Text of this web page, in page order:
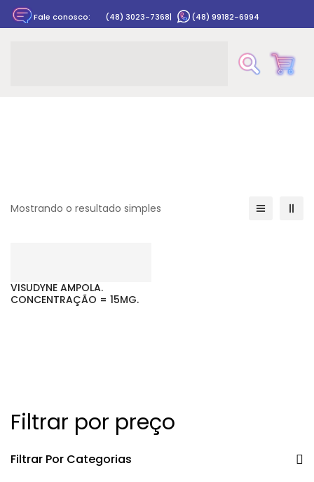
Fale conosco: (48) 3023-7368| (48) 99182-6994
Filtrar por preço
Filtrar Por Categorias
Mostrando o resultado simples
VISUDYNE AMPOLA.
CONCENTRAÇÃO = 15MG.